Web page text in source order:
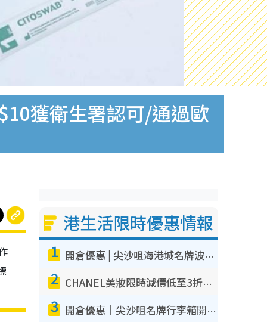
獲衛生署認可/通過歐
港生活限時優惠情報
1 開倉優惠 | 尖沙咀海港城名牌波鞋開倉低至1折！On鞋$899起／Joy&Peace鞋履$98起
2 CHANEL美妝限時減價低至3折！人氣粉底/唇膏/精華液低至$275！COCO香水都有平
3 開倉優惠｜尖沙咀名牌行李箱開倉低至4折！一連5日 American Tourister/ace./Hallmark $200起！